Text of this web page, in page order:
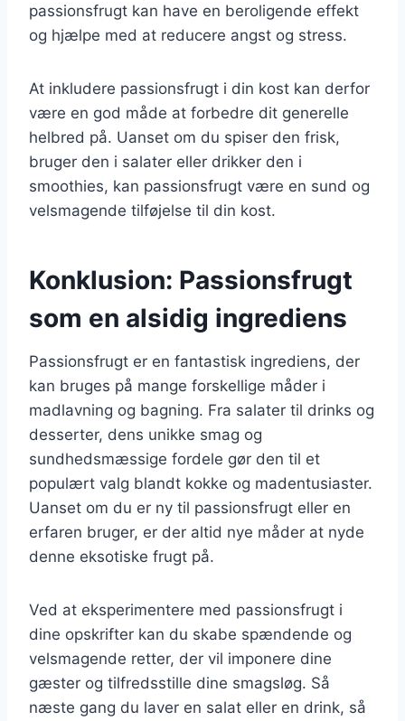
passionsfrugt kan have en beroligende effekt
og hjælpe med at reducere angst og stress.
At inkludere passionsfrugt i din kost kan derfor
være en god måde at forbedre dit generelle
helbred på. Uanset om du spiser den frisk,
bruger den i salater eller drikker den i
smoothies, kan passionsfrugt være en sund og
velsmagende tilføjelse til din kost.
Konklusion: Passionsfrugt
som en alsidig ingrediens
Passionsfrugt er en fantastisk ingrediens, der
kan bruges på mange forskellige måder i
madlavning og bagning. Fra salater til drinks og
desserter, dens unikke smag og
sundhedsmæssige fordele gør den til et
populært valg blandt kokke og madentusiaster.
Uanset om du er ny til passionsfrugt eller en
erfaren bruger, er der altid nye måder at nyde
denne eksotiske frugt på.
Ved at eksperimentere med passionsfrugt i
dine opskrifter kan du skabe spændende og
velsmagende retter, der vil imponere dine
gæster og tilfredsstille dine smagsløg. Så
næste gang du laver en salat eller en drink, så